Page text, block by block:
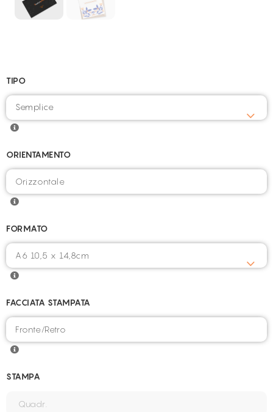
TIPO
Semplice
ORIENTAMENTO
FORMATO
FACCIATA STAMPATA
STAMPA